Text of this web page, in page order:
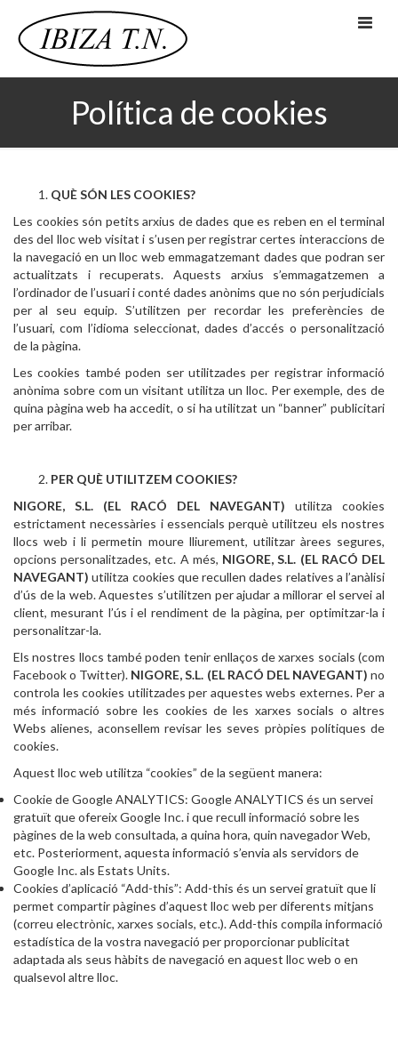
content
IBIZATN.CHIC
NOVIAS
Política de cookies
QUÈ SÓN LES COOKIES?
Les cookies són petits arxius de dades que es reben en el terminal
des del lloc web visitat i s’usen per registrar certes interaccions de
la navegació en un lloc web emmagatzemant dades que podran ser
actualitzats i recuperats. Aquests arxius s’emmagatzemen a
l’ordinador de l’usuari i conté dades anònims que no són perjudicials
per al seu equip. S’utilitzen per recordar les preferències de
l’usuari, com l’idioma seleccionat, dades d’accés o personalització
de la pàgina.
Les cookies també poden ser utilitzades per registrar informació
anònima sobre com un visitant utilitza un lloc. Per exemple, des de
quina pàgina web ha accedit, o si ha utilitzat un “banner” publicitari
per arribar.
PER QUÈ UTILITZEM COOKIES?
NIGORE, S.L. (EL RACÓ DEL NAVEGANT) utilitza cookies
estrictament necessàries i essencials perquè utilitzeu els nostres
llocs web i li permetin moure lliurement, utilitzar àrees segures,
opcions personalitzades, etc. A més, NIGORE, S.L. (EL RACÓ DEL
NAVEGANT)utilitza cookies que recullen dades relatives a l’anàlisi
d’ús de la web. Aquestes s’utilitzen per ajudar a millorar el servei al
client, mesurant l’ús i el rendiment de la pàgina, per optimitzar-la i
personalitzar-la.
Els nostres llocs també poden tenir enllaços de xarxes socials (com
Facebook o Twitter). NIGORE, S.L. (EL RACÓ DEL NAVEGANT)no
controla les cookies utilitzades per aquestes webs externes. Per a
més informació sobre les cookies de les xarxes socials o altres
Webs alienes, aconsellem revisar les seves pròpies polítiques de
cookies.
Aquest lloc web utilitza “cookies” de la següent manera:
Cookie de Google ANALYTICS: Google ANALYTICS és un servei
gratuït que ofereix Google Inc. i que recull informació sobre les
pàgines de la web consultada, a quina hora, quin navegador Web,
etc. Posteriorment, aquesta informació s’envia als servidors de
Google Inc. als Estats Units.
Cookies d’aplicació “Add-this”: Add-this és un servei gratuït que li
permet compartir pàgines d’aquest lloc web per diferents mitjans
(correu electrònic, xarxes socials, etc.). Add-this compila informació
estadística de la vostra navegació per proporcionar publicitat
adaptada als seus hàbits de navegació en aquest lloc web o en
qualsevol altre lloc.